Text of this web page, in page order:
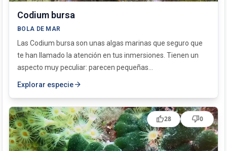
Codium bursa
BOLA DE MAR
Las Codium bursa son unas algas marinas que seguro que
te han llamado la atención en tus inmersiones. Tienen un
aspecto muy peculiar: parecen pequeñas...
Explorar especiearrow_forward
thumb_up28 thumb_down0